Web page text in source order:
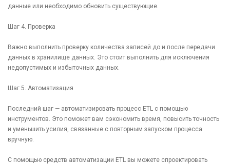
данные или необходимо обновить существующие.
Шаг 4. Проверка
Важно выполнить проверку количества записей до и после передачи
данных в хранилище данных. Это стоит выполнить для исключения
недопустимых и избыточных данных.
Шаг 5. Автоматизация
Последний шаг — автоматизировать процесс ETL с помощью
инструментов. Это поможет вам сэкономить время, повысить точность
и уменьшить усилия, связанные с повторным запуском процесса
вручную.
С помощью средств автоматизации ETL вы можете спроектировать